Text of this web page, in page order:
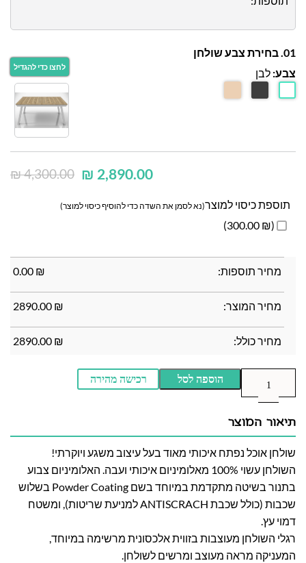
01. בחירת צבע שולחן
צבע: לבן
₪4,300.00 ₪ 2,890.00
תוספת כיסוי למוצר(נא לסמן את השדה כדי להוסיף כיסוי למוצר)
(₪ 300.00)
מחיר תוספות: ₪
0.00
מחיר המוצר: ₪
2890.00
מחיר כולל: ₪
2890.00
הוספה לסל רכישה מהירה
תיאור המוצר
שולחן אוכל נפתח איכותי מאוד בעל עיצוב משגע ויוקרתי!
השולחן עשוי 100% מאלומיניום איכותי ועבה. האלומיניום צבוע
בתנור בשיטה מתקדמת במיוחד בשם Powder Coating בשלוש
שכבות (כולל שכבת ANTISCRACH למניעת שריטות), ומשטח
דמוי עץ.
רגלי השולחן מעוצבות בזווית אלכסונית מרשימה במיוחד,
המעניקה מראה מעוצב ומרשים לשולחן.